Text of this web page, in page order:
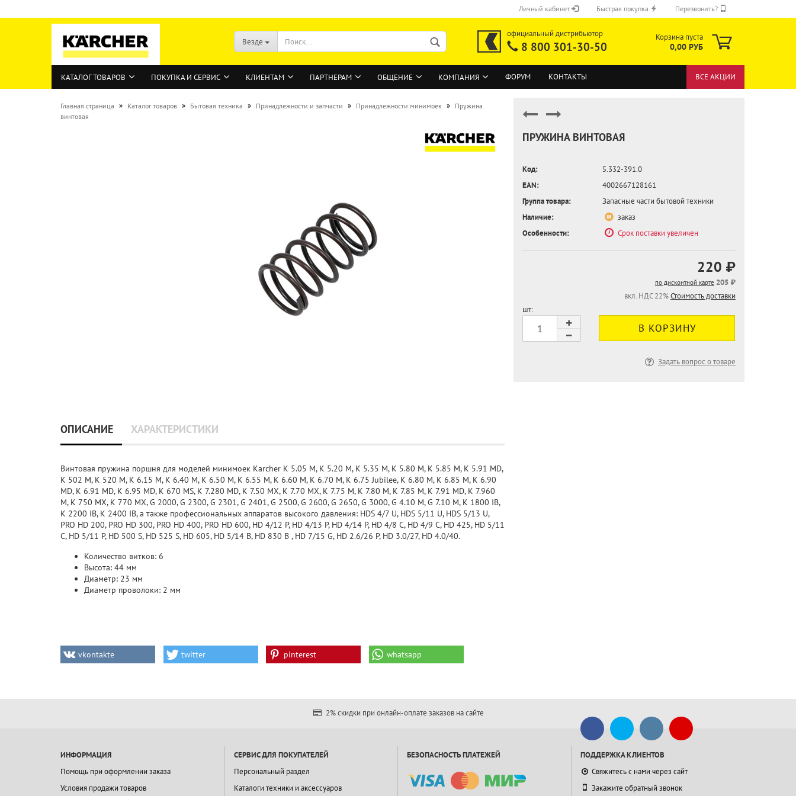
Личный кабинет
ВОЙТИ
Быстрая покупка Перезвонить?
Везде
официальный дистрибьютор
8 800 301-30-50
Корзина пуста
0,00 РУБ
КАТАЛОГ ТОВАРОВ ПОКУПКА И СЕРВИС КЛИЕНТАМ ПАРТНЕРАМ ОБЩЕНИЕ КОМПАНИЯ ФОРУМ КОНТАКТЫ ВСЕ АКЦИИ
Главная страница » Каталог товаров » Бытовая техника » Принадлежности и запчасти » Принадлежности минимоек » Пружина
винтовая
ПРУЖИНА ВИНТОВАЯ
Код:
5.332-391.0
EAN:
4002667128161
Группа товара:
Запасные части бытовой техники
Наличие:
заказ
Особенности:
Срок поставки увеличен
220 ₽
по дисконтной карте 205 ₽
вкл. НДС 22%Стоимость доставки
шт:
Задать вопрос о товаре
ОПИСАНИЕ ХАРАКТЕРИСТИКИ
Винтовая пружина поршня для моделей минимоек Karcher K 5.05 M, K 5.20 M, K 5.35 M, K 5.80 M, K 5.85 M, K 5.91 MD,
K 502 M, K 520 M, K 6.15 M, K 6.40 M, K 6.50 M, K 6.55 M, K 6.60 M, K 6.70 M, K 6.75 Jubilee, K 6.80 M, K 6.85 M, K 6.90
MD, K 6.91 MD, K 6.95 MD, K 670 MS, K 7.280 MD, K 7.50 MX, K 7.70 MX, K 7.75 M, K 7.80 M, K 7.85 M, K 7.91 MD, K 7.960
M, K 750 MX, K 770 MX, G 2000, G 2300, G 2301, G 2401, G 2500, G 2600, G 2650, G 3000, G 4.10 M, G 7.10 M, K 1800 IB,
K 2200 IB, K 2400 IB, а также профессиональных аппаратов высокого давления: HDS 4/7 U, HDS 5/11 U, HDS 5/13 U,
PRO HD 200, PRO HD 300, PRO HD 400, PRO HD 600, HD 4/12 P, HD 4/13 P, HD 4/14 P, HD 4/8 C, HD 4/9 C, HD 425, HD 5/11
C, HD 5/11 P, HD 500 S, HD 525 S, HD 605, HD 5/14 B, HD 830 B , HD 7/15 G, HD 2.6/26 P, HD 3.0/27, HD 4.0/40.
Количество витков: 6
Высота: 44 мм
Диаметр: 23 мм
Диаметр проволоки: 2 мм
vkontakte twitter pinterest whatsapp
2% скидки при онлайн-оплате заказов на сайте
ИНФОРМАЦИЯ
Помощь при оформлении заказа
Условия продажи товаров
СЕРВИС ДЛЯ ПОКУПАТЕЛЕЙ
Персональный раздел
Каталоги техники и аксессуаров
БЕЗОПАСНОСТЬ ПЛАТЕЖЕЙ
ПОДДЕРЖКА КЛИЕНТОВ
Свяжитесь с нами через сайт
Закажите обратный звонок